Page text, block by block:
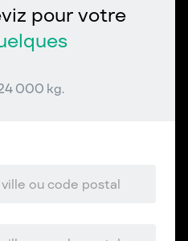
pour votre
000 kg.